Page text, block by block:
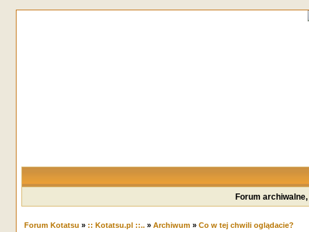
Forum
Forum Kotatsu » :: Kotatsu.pl ::..» Archiwum» Co w tej chwili oglądacie?